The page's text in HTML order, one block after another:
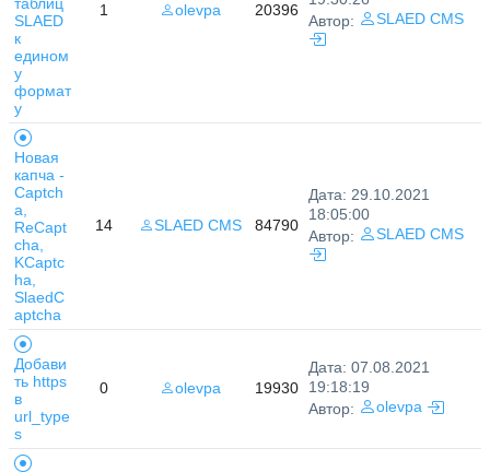
SLAED
к
едином
у
формат
у
1 olevpa 20396
Автор:
SLAED CMS
Новая
капча -
Captch
a,
ReCapt
cha,
KCaptc
ha,
SlaedC
aptcha
14 SLAED CMS 84790
Дата: 29.10.2021
18:05:00
Автор:
SLAED CMS
Добави
ть https
в
url_type
s
0 olevpa 19930
Дата: 07.08.2021
19:18:19
Автор:
olevpa